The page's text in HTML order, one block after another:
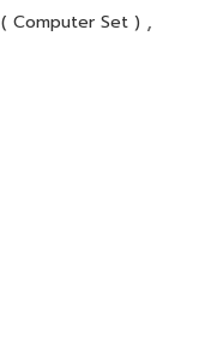
Computer Set ) ,